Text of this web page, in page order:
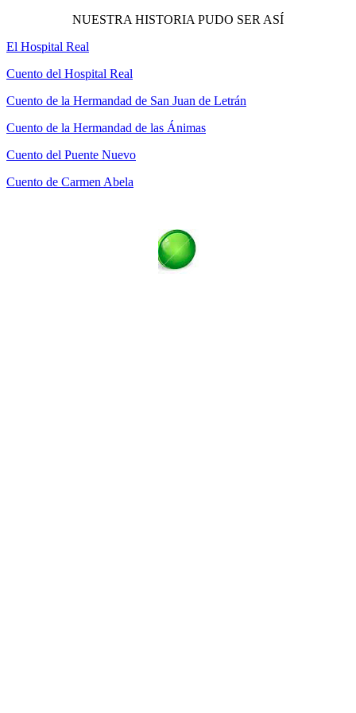
NUESTRA HISTORIA PUDO SER ASÍ
El Hospital Real
Cuento del Hospital Real
Cuento de la Hermandad de San Juan de Letrán
Cuento de la Hermandad de las Ánimas
Cuento del Puente Nuevo
Cuento de Carmen Abela